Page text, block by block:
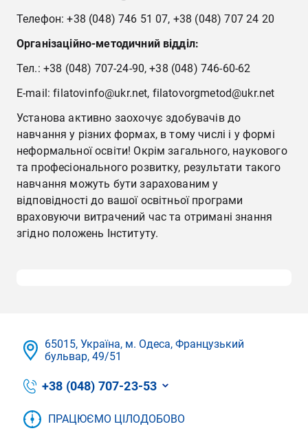
Телефон: +38 (048) 746 51 07, +38 (048) 707 24 20
Організаційно-методичний відділ:
Тел.: +38 (048) 707-24-90, +38 (048) 746-60-62
E-mail: filatovinfo@ukr.net, filatovorgmetod@ukr.net
Установа активно заохочує здобувачів до
навчання у різних формах, в тому числі і у формі
неформальної освіти! Окрім загального, наукового
та професіонального розвитку, результати такого
навчання можуть бути зарахованим у
відповідності до вашої освітньої програми
враховуючи витрачений час та отримані знання
згідно положень Інституту.
65015, Україна, м. Одеса, Французький
бульвар, 49/51
+38 (048) 707-23-53
ПРАЦЮЄМО ЦІЛОДОБОВО